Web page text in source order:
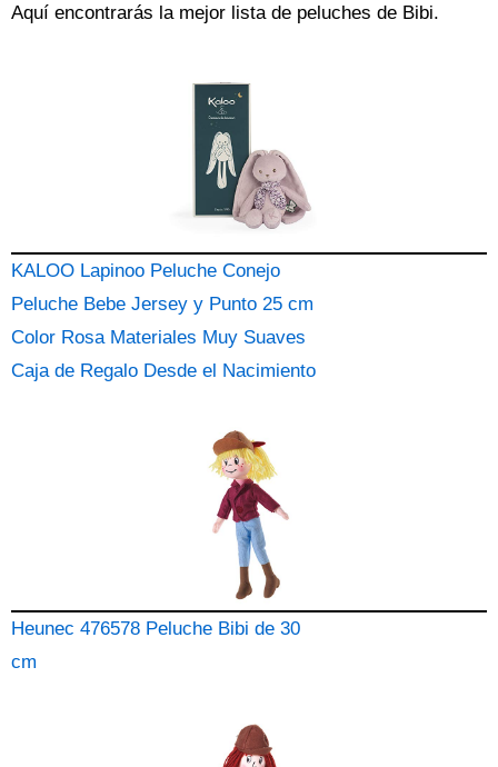
Aquí encontrarás la mejor lista de peluches de Bibi.
KALOO Lapinoo Peluche Conejo
Peluche Bebe Jersey y Punto 25 cm
Color Rosa Materiales Muy Suaves
Caja de Regalo Desde el Nacimiento
Heunec 476578 Peluche Bibi de 30
cm